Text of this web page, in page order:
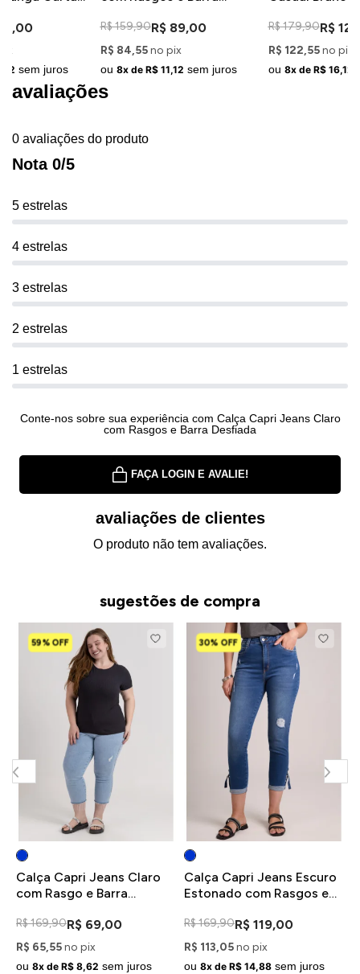
sem juros
R$ 159,90R$ 89,00
R$ 84,55 no pix
ou 8x de R$ 11,12 sem juros
R$ 179,90R$
R$ 122,55 no pix
ou 8x de R$ 16,12
avaliações
0 avaliações do produto
Nota 0/5
5 estrelas
4 estrelas
3 estrelas
2 estrelas
1 estrelas
Conte-nos sobre sua experiência com Calça Capri Jeans Claro
com Rasgos e Barra Desfiada
FAÇA LOGIN E AVALIE!
avaliações de clientes
O produto não tem avaliações.
sugestões de compra
59% OFF
Calça Capri Jeans Claro
com Rasgo e Barra
R$ 169,90R$ 69,00
R$ 65,55no pix
ou 8x de R$ 8,62 sem juros
30% OFF
Calça Capri Jeans Escuro
Estonado com Rasgos e
R$ 169,90R$ 119,00
R$ 113,05no pix
ou 8x de R$ 14,88 sem juros